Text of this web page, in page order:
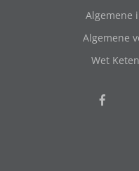
Algemene
Algemene
Wet
Volg